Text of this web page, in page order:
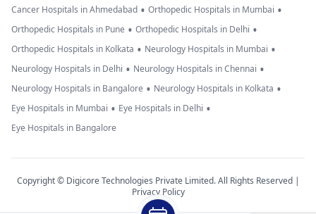
Cancer Hospitals in Ahmedabad • Orthopedic Hospitals in Mumbai •
Orthopedic Hospitals in Pune • Orthopedic Hospitals in Delhi •
Orthopedic Hospitals in Kolkata • Neurology Hospitals in Mumbai •
Neurology Hospitals in Delhi • Neurology Hospitals in Chennai •
Neurology Hospitals in Bangalore • Neurology Hospitals in Kolkata •
Eye Hospitals in Mumbai • Eye Hospitals in Delhi •
Eye Hospitals in Bangalore
Copyright © Digicore Technologies Private Limited. All Rights Reserved |
Privacy Policy